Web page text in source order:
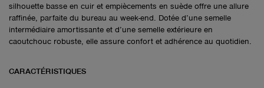
silhouette basse en cuir et empiècements en suède offre une allure
raffinée, parfaite du bureau au week-end. Dotée d’une semelle
intermédiaire amortissante et d’une semelle extérieure en
caoutchouc robuste, elle assure confort et adhérence au quotidien.
CARACTÉRISTIQUES